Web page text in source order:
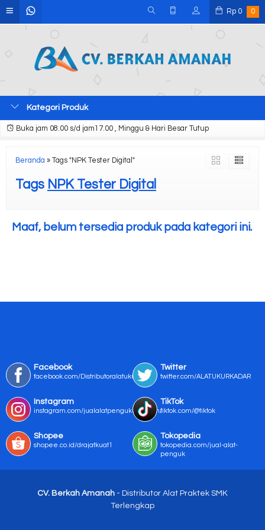
Rp 0 0
Kategori Produk
Buka jam 08.00 s/d jam17.00 , Minggu & Hari Besar Tutup
Beranda » Tags "NPK Tester Digital"
Tags NPK Tester Digital
Maaf, belum tersedia produk pada kategori ini.
Facebook
facebook.com/Distributoralatukur
Twitter
twitter.com/ALATUKURKADAR
Instagram
instagram.com/jualalatpengukurmurah/
TikTok
tiktok.com/@tiktok
Shopee
shopee.co.id/drajatkuat1
Tokopedia
tokopedia.com/jual-alat-
penguk
CV. Berkah Amanah - Distributor Alat Praktek SMK
Terlengkap